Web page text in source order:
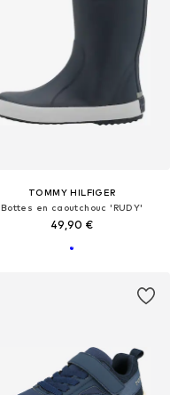
TOMMY HILFIGER
Bottes en caoutchouc 'RUDY'
49,90 €